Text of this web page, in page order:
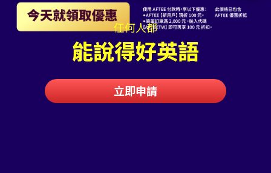
任何人都
能說得好英語
立即申請